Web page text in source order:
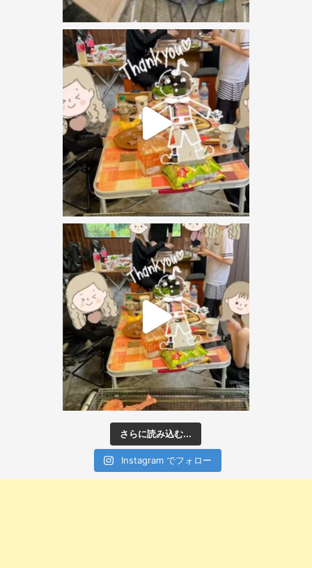
さらに読み込む...
Instagram でフォロー